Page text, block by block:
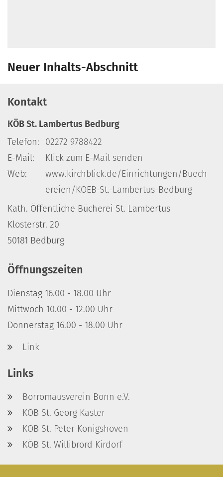
Neuer Inhalts-Abschnitt
Kontakt
KÖB St. Lambertus Bedburg
Telefon:
02272 9788422
E-Mail:
Klick zum E-Mail senden
Web:
www.kirchblick.de/Einrichtungen/Buech
ereien/KOEB-St.-Lambertus-Bedburg
Kath. Öffentliche Bücherei St. Lambertus
Klosterstr. 20
50181 Bedburg
Öffnungszeiten
Dienstag 16.00 - 18.00 Uhr
Mittwoch 10.00 - 12.00 Uhr
Donnerstag 16.00 - 18.00 Uhr
Link
Links
Borromäusverein Bonn e.V.
KÖB St. Georg Kaster
KÖB St. Peter Königshoven
KÖB St. Willibrord Kirdorf